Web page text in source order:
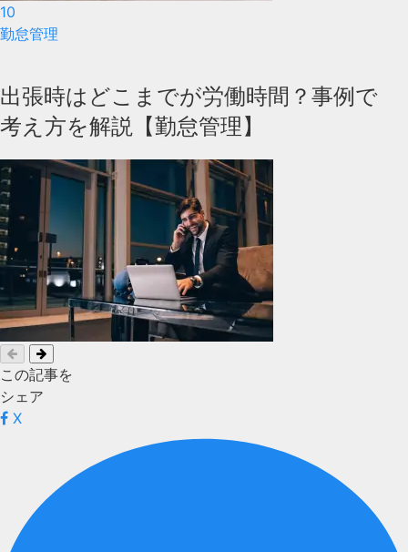
10
勤怠管理
出張時はどこまでが労働時間？事例で
考え方を解説【勤怠管理】
この記事を
シェア
X